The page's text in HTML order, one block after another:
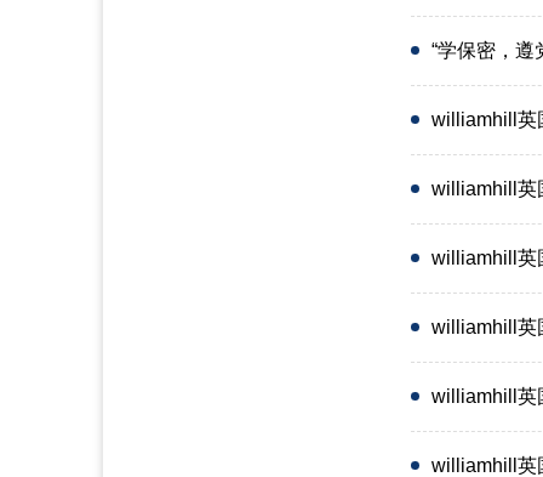
“学保密，遵党
williamhill英
williamhill英
williamhill英
williamhill英
williamhill英
williamhill英